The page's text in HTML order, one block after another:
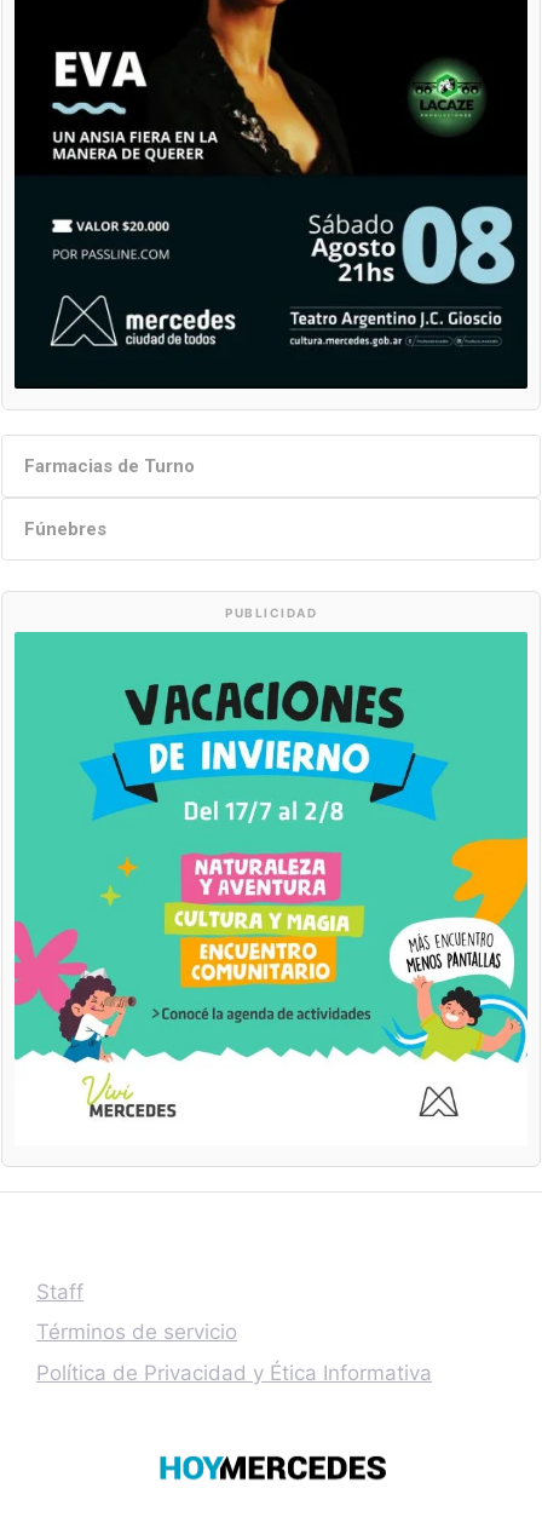
Farmacias de Turno
Fúnebres
PUBLICIDAD
Staff
Términos de servicio
Política de Privacidad y Ética Informativa